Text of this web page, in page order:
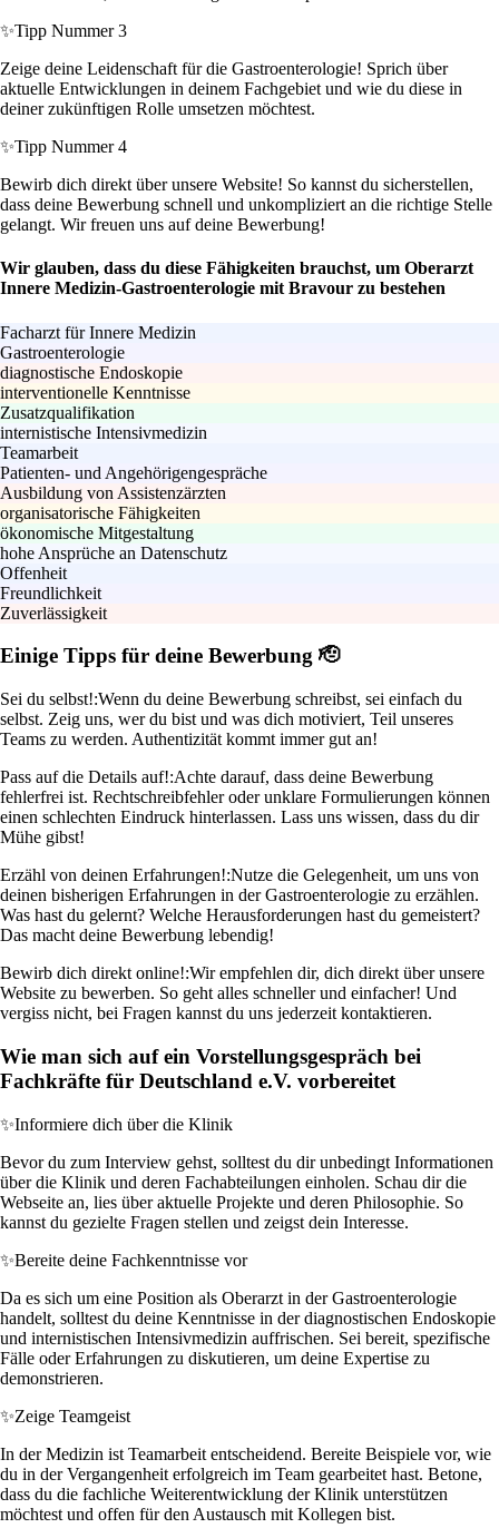
✨Tipp Nummer 3
Zeige deine Leidenschaft für die Gastroenterologie! Sprich über
aktuelle Entwicklungen in deinem Fachgebiet und wie du diese in
deiner zukünftigen Rolle umsetzen möchtest.
✨Tipp Nummer 4
Bewirb dich direkt über unsere Website! So kannst du sicherstellen,
dass deine Bewerbung schnell und unkompliziert an die richtige Stelle
gelangt. Wir freuen uns auf deine Bewerbung!
Wir glauben, dass du diese Fähigkeiten brauchst, um Oberarzt
Innere Medizin-Gastroenterologie mit Bravour zu bestehen
Facharzt für Innere Medizin
Gastroenterologie
diagnostische Endoskopie
interventionelle Kenntnisse
Zusatzqualifikation
internistische Intensivmedizin
Teamarbeit
Patienten- und Angehörigengespräche
Ausbildung von Assistenzärzten
organisatorische Fähigkeiten
ökonomische Mitgestaltung
hohe Ansprüche an Datenschutz
Offenheit
Freundlichkeit
Zuverlässigkeit
Einige Tipps für deine Bewerbung 🫡
Sei du selbst!:Wenn du deine Bewerbung schreibst, sei einfach du
selbst. Zeig uns, wer du bist und was dich motiviert, Teil unseres
Teams zu werden. Authentizität kommt immer gut an!
Pass auf die Details auf!:Achte darauf, dass deine Bewerbung
fehlerfrei ist. Rechtschreibfehler oder unklare Formulierungen können
einen schlechten Eindruck hinterlassen. Lass uns wissen, dass du dir
Mühe gibst!
Erzähl von deinen Erfahrungen!:Nutze die Gelegenheit, um uns von
deinen bisherigen Erfahrungen in der Gastroenterologie zu erzählen.
Was hast du gelernt? Welche Herausforderungen hast du gemeistert?
Das macht deine Bewerbung lebendig!
Bewirb dich direkt online!:Wir empfehlen dir, dich direkt über unsere
Website zu bewerben. So geht alles schneller und einfacher! Und
vergiss nicht, bei Fragen kannst du uns jederzeit kontaktieren.
Wie man sich auf ein Vorstellungsgespräch bei
Fachkräfte für Deutschland e.V. vorbereitet
✨Informiere dich über die Klinik
Bevor du zum Interview gehst, solltest du dir unbedingt Informationen
über die Klinik und deren Fachabteilungen einholen. Schau dir die
Webseite an, lies über aktuelle Projekte und deren Philosophie. So
kannst du gezielte Fragen stellen und zeigst dein Interesse.
✨Bereite deine Fachkenntnisse vor
Da es sich um eine Position als Oberarzt in der Gastroenterologie
handelt, solltest du deine Kenntnisse in der diagnostischen Endoskopie
und internistischen Intensivmedizin auffrischen. Sei bereit, spezifische
Fälle oder Erfahrungen zu diskutieren, um deine Expertise zu
demonstrieren.
✨Zeige Teamgeist
In der Medizin ist Teamarbeit entscheidend. Bereite Beispiele vor, wie
du in der Vergangenheit erfolgreich im Team gearbeitet hast. Betone,
dass du die fachliche Weiterentwicklung der Klinik unterstützen
möchtest und offen für den Austausch mit Kollegen bist.